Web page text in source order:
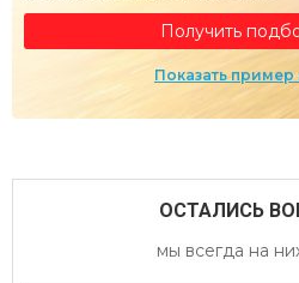
Получить
Показать
ОСТАЛИСЬ
мы всегда на